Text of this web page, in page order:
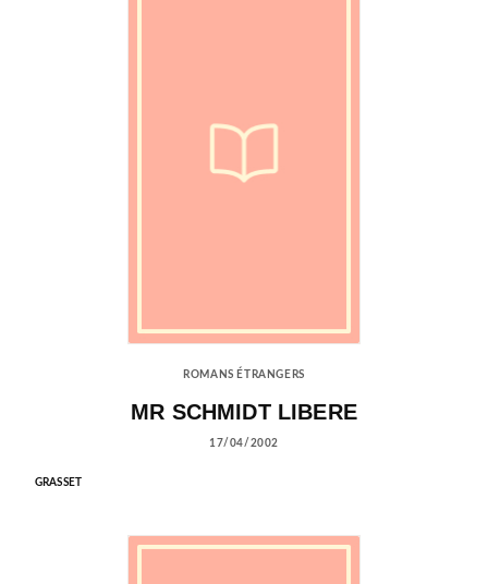
ROMANS ÉTRANGERS
MR SCHMIDT LIBERE
17/04/2002
GRASSET